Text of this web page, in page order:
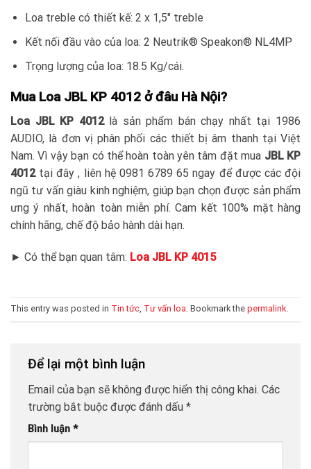
Loa treble có thiết kế: 2 x 1,5″ treble
Kết nối đầu vào của loa: 2 Neutrik® Speakon® NL4MP
Trọng lượng của loa: 18.5 Kg/cái.
Mua Loa JBL KP 4012 ở đâu Hà Nội?
Loa JBL KP 4012là sản phẩm bán chạy nhất tại 1986
AUDIO, là đơn vị phân phối các thiết bị âm thanh tại Việt
Nam. Vì vậy bạn có thể hoàn toàn yên tâm đặt mua JBL KP
4012tại đây , liên hệ 0981 6789 65 ngay để được các đội
ngũ tư vấn giàu kinh nghiệm, giúp bạn chọn được sản phẩm
ưng ý nhất, hoàn toàn miễn phí. Cam kết 100% mặt hàng
chính hãng, chế độ bảo hành dài hạn.
► Có thể bạn quan tâm: Loa JBL KP 4015
This entry was posted in Tin tức, Tư vấn loa. Bookmark the permalink.
Để lại một bình luận
Email của bạn sẽ không được hiển thị công khai. Các
trường bắt buộc được đánh dấu *
Bình luận *